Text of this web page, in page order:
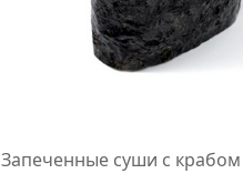
Запеченные суши с крабом